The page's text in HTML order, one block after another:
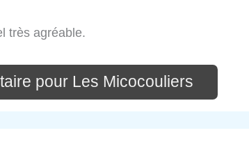
très agréable.
pour Les Micocouliers